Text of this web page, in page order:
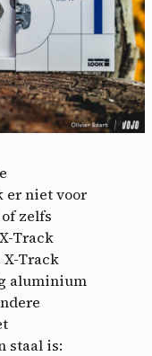
er niet voor
zelfs
Track
X-Track
aluminium
staal is: